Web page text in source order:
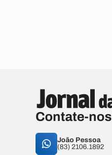
Contate-nos
João Pessoa
(83) 2106.1892